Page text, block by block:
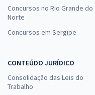
Concursos no Rio Grande do
Norte
Concursos em Sergipe
CONTEÚDO JURÍDICO
Consolidação das Leis do
Trabalho